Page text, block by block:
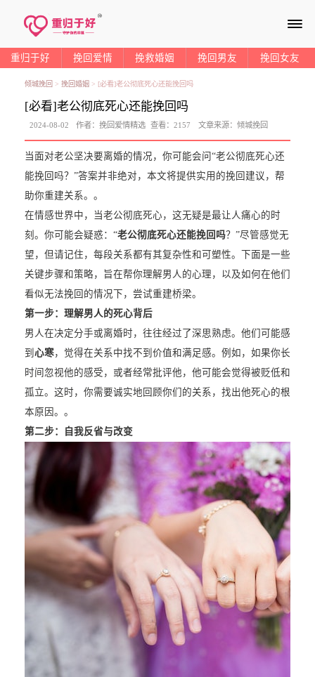
≡
重归于好 挽回爱情 挽救婚姻 挽回男友 挽回女友
倾城挽回 > 挽回婚姻 > [必看]老公彻底死心还能挽回吗
[必看]老公彻底死心还能挽回吗
2024-08-02 作者：挽回爱情精选 查看：2157 文章来源： 倾城挽回
当面对老公坚决要离婚的情况，你可能会问“老公彻底死心还
能挽回吗？”答案并非绝对，本文将提供实用的挽回建议，帮
助你重建关系。。
在情感世界中，当老公彻底死心，这无疑是最让人痛心的时
刻。你可能会疑惑：“老公彻底死心还能挽回吗？”尽管感觉无
望，但请记住，每段关系都有其复杂性和可塑性。下面是一些
关键步骤和策略，旨在帮你理解男人的心理，以及如何在他们
看似无法挽回的情况下，尝试重建桥梁。
第一步：理解男人的死心背后
男人在决定分手或离婚时，往往经过了深思熟虑。他们可能感
到 心寒，觉得在关系中找不到价值和满足感。例如，如果你长
时间忽视他的感受，或者经常批评他，他可能会觉得被贬低和
孤立。这时，你需要诚实地回顾你们的关系，找出他死心的根
本原因。。
第二步：自我反省与改变